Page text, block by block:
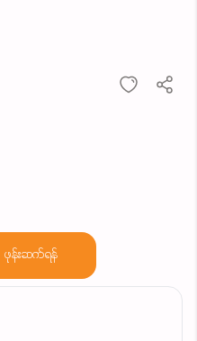
ဖုန်းဆက်ရန်